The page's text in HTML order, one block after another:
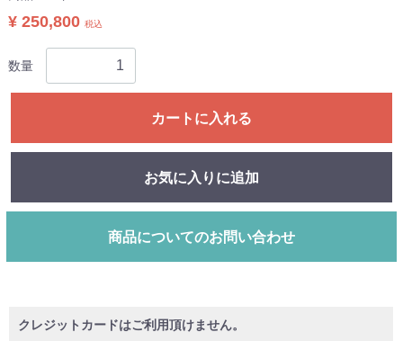
¥ 250,800 税込
数量
カートに入れる
お気に入りに追加
商品についてのお問い合わせ
クレジットカードはご利用頂けません。